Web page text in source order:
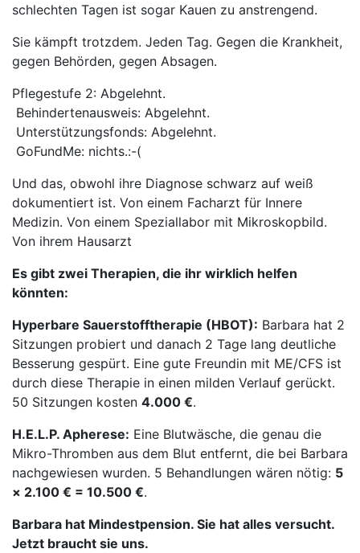
schlechten Tagen ist sogar Kauen zu anstrengend.
Sie kämpft trotzdem. Jeden Tag. Gegen die Krankheit,
gegen Behörden, gegen Absagen.
Pflegestufe 2: Abgelehnt.
Behindertenausweis: Abgelehnt.
Unterstützungsfonds: Abgelehnt.
GoFundMe: nichts.:-(
Und das, obwohl ihre Diagnose schwarz auf weiß
dokumentiert ist. Von einem Facharzt für Innere
Medizin. Von einem Speziallabor mit Mikroskopbild.
Von ihrem Hausarzt
Es gibt zwei Therapien, die ihr wirklich helfen
könnten:
Hyperbare Sauerstofftherapie (HBOT): Barbara hat 2
Sitzungen probiert und danach 2 Tage lang deutliche
Besserung gespürt. Eine gute Freundin mit ME/CFS ist
durch diese Therapie in einen milden Verlauf gerückt.
50 Sitzungen kosten 4.000 €.
H.E.L.P. Apherese: Eine Blutwäsche, die genau die
Mikro-Thromben aus dem Blut entfernt, die bei Barbara
nachgewiesen wurden. 5 Behandlungen wären nötig: 5
× 2.100 € = 10.500 €.
Barbara hat Mindestpension. Sie hat alles versucht.
Jetzt braucht sie uns.